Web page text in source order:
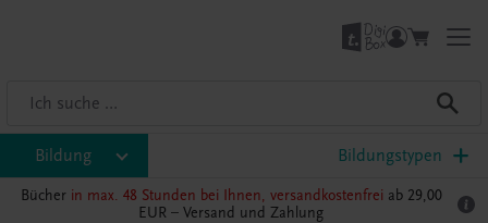
Bildung Bildungstypen
Bücher in max. 48 Stunden bei Ihnen, versandkostenfrei ab 29,00
EUR – Versand und Zahlung